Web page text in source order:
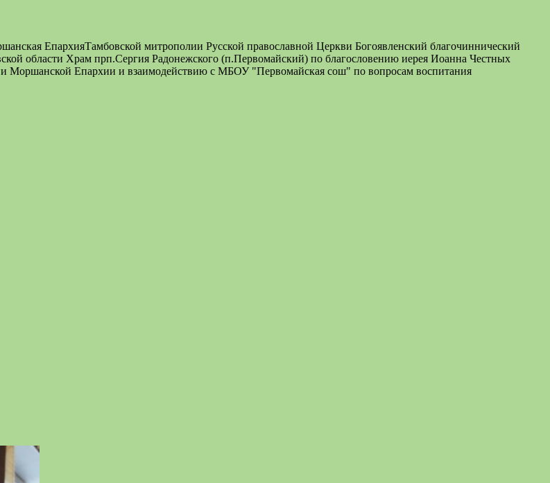
ЕпархияТамбовской митрополии Русской православной Церкви Богоявленский благочиннический
области Храм прп.Сергия Радонежского (п.Первомайский) по благословению иерея Иоанна Честных
и Моршанской Епархии и взаимодействию с МБОУ "Первомайская сош" по вопросам воспитания